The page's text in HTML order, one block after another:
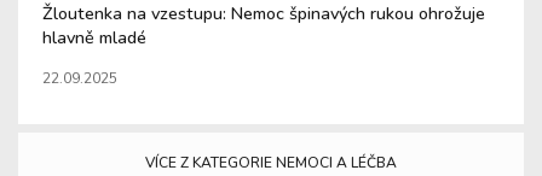
Žloutenka na vzestupu: Nemoc špinavých rukou ohrožuje
hlavně mladé
22.09.2025
VÍCE Z KATEGORIE NEMOCI A LÉČBA